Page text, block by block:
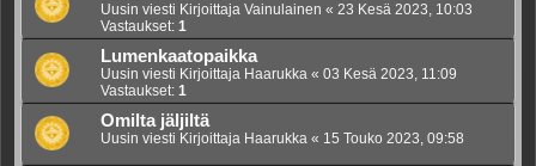
Uusin viesti Kirjoittaja Vainulainen « 23 Kesä 2023, 10:03
Vastaukset: 1
Lumenkaatopaikka
Uusin viesti Kirjoittaja Haarukka « 03 Kesä 2023, 11:09
Vastaukset: 1
Omilta jäljiltä
Uusin viesti Kirjoittaja Haarukka « 15 Touko 2023, 09:58